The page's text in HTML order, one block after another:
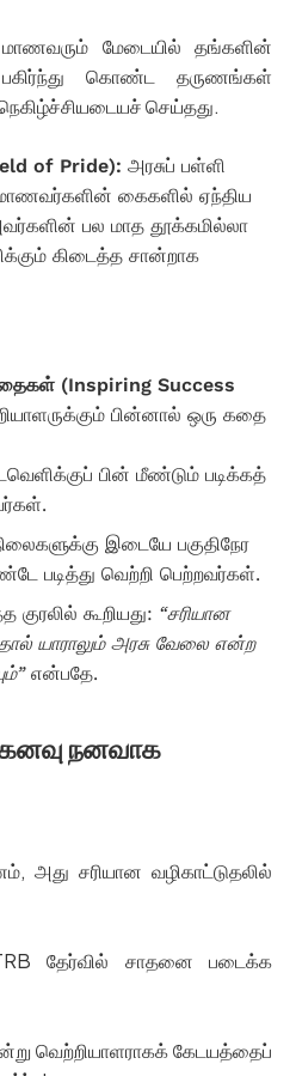
மேடையில் தங்களின்
கொண்ட தருணங்கள்
செய்தது.
of Pride): அரசுப் பள்ளி
மாணவர்களின் கைகளில் ஏந்திய
பல மாத தூக்கமில்லா
கிடைத்த சான்றாக
(Inspiring Success
பின்னால் ஒரு கதை
பின் மீண்டும் படிக்கத்
இடையே பகுதிநேர
படித்து வெற்றி பெற்றவர்கள்.
கூறியது: “சரியான
யாராலும் அரசு வேலை என்ற
என்பதே.
நனவாக
அது சரியான வழிகாட்டுதலில்
தேர்வில் சாதனை படைக்க
வெற்றியாளராகக் கேடயத்தைப்